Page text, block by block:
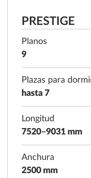
PRESTIGE
Planos
9
Plazas para
hasta 7
Longitud
7520–9031 mm
Anchura
2500 mm